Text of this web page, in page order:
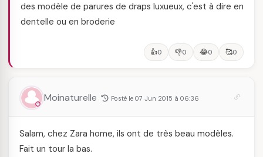
des modèle de parures de draps luxueux, c'est à dire en
dentelle ou en broderie
👍0 👎0 😂0 🥰0
Moinaturelle Posté le 07 Jun 2015 à 06:36
Salam, chez Zara home, ils ont de très beau modèles.
Fait un tour la bas.